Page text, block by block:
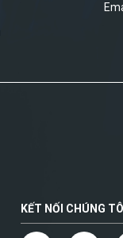
KẾT NỐI CHÚNG TÔI